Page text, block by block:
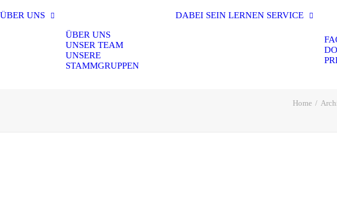
ÜBER UNS
ÜBER UNS
UNSER TEAM
UNSERE
STAMMGRUPPEN
DABEI SEIN LERNEN SERVICE
Home